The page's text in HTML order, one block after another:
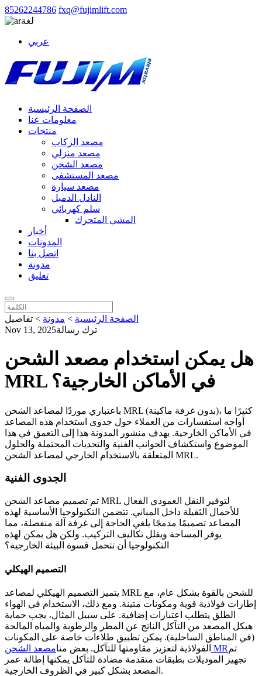
85262244786 fxq@fujimlift.com
لغة
عربي
الصفحة الرئيسية
معلومات عنا
منتجات
مصعد الركاب
مصعد منزلي
مصعد الشحن
مصعد المستشفى
مصعد سيارة
النادل الدمبل
سلم كهربائي
المشي المتحرك
أخبار
المدونات
اتصل بنا
مدونة
تعليق
الصفحة الرئيسية > مدونة > تفاصيل
Nov 13, 2025ترك رسالة
هل يمكن استخدام مصعد الشحن
MRL في الأماكن الخارجية؟
باعتباري موردًا لمصاعد الشحن MRL (بدون غرفة ماكينة)، كثيرًا ما
أواجه استفسارات من العملاء حول جدوى استخدام هذه المصاعد
في الأماكن الخارجية. يهدف منشور المدونة هذا إلى التعمق في هذا
الموضوع واستكشاف الجوانب الفنية والتحديات المحتملة والحلول
المتعلقة بالاستخدام الخارجي لمصاعد الشحن MRL.
الجدوى الفنية
تم تصميم مصاعد الشحن MRL لتوفير النقل العمودي الفعال
للأحمال الثقيلة داخل المباني. تتضمن التكنولوجيا الأساسية لهذه
المصاعد تصميمًا مدمجًا يلغي الحاجة إلى غرفة آلة منفصلة، ​​مما
يوفر المساحة ويقلل تكاليف التركيب. ولكن هل يمكن لهذه
التكنولوجيا أن تتحمل قسوة البيئة الخارجية؟
التصميم الهيكلي
يتميز التصميم الهيكلي لمصاعد MRL للشحن بالقوة بشكل عام، مع
إطارات فولاذية قوية ومكونات متينة. ومع ذلك، الاستخدام في الهواء
الطلق يتطلب اعتبارات إضافية. على سبيل المثال، يجب حماية
هيكل المصعد من التآكل الناتج عن المطر والرطوبة والمياه المالحة
(في المناطق الساحلية). يمكن تطبيق طلاءات خاصة على المكونات
الفولاذية لتعزيز مقاومتها للتآكل. بعض منا مصعد الشحن MR تم
تجهيز الموديلات بطبقات متقدمة مضادة للتآكل يمكنها إطالة عمر
المصعد بشكل كبير في الظروف الخارجية.